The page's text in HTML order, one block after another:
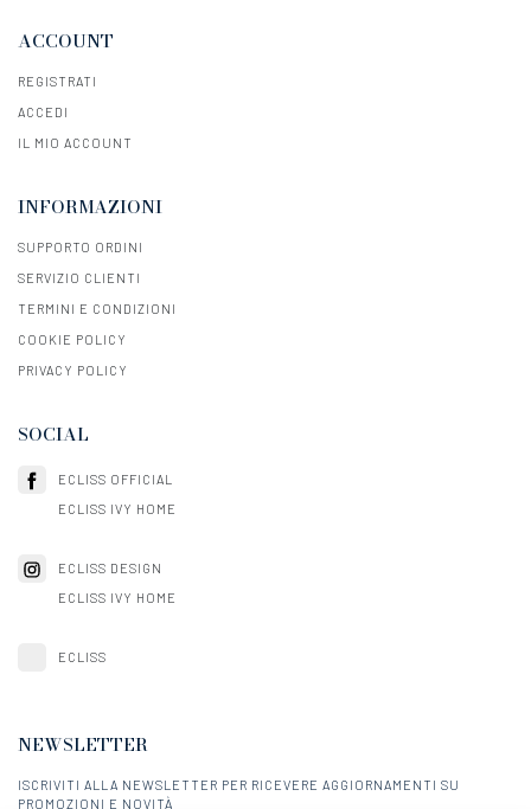
ACCOUNT
REGISTRATI
ACCEDI
IL MIO ACCOUNT
INFORMAZIONI
SUPPORTO ORDINI
SERVIZIO CLIENTI
TERMINI E CONDIZIONI
COOKIE POLICY
PRIVACY POLICY
SOCIAL
ECLISS OFFICIAL
ECLISS IVY HOME
ECLISS DESIGN
ECLISS IVY HOME
ECLISS
NEWSLETTER
ISCRIVITI ALLA NEWSLETTER PER RICEVERE AGGIORNAMENTI SU
PROMOZIONI E NOVITÀ